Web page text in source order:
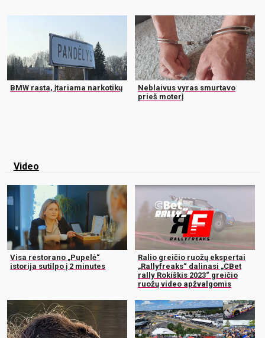
BMW rasta, įtariama narkotikų
Neblaivus vyras smurtavo
prieš moterį
Video
Visa restorano „Pupelė“
istorija sutilpo į 2 minutes
Ralio greičio ruožų ekspertai
„Rallyfreaks“ dalinasi „CBet
rally Rokiškis 2023“ greičio
ruožų video apžvalgomis